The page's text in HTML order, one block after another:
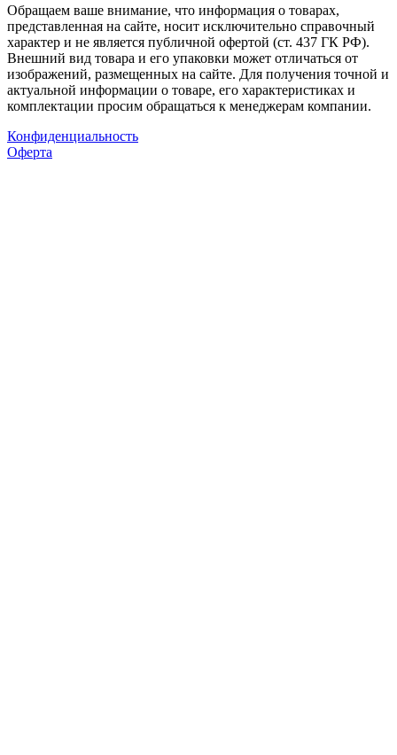
Обращаем ваше внимание, что информация о товарах,
представленная на сайте, носит исключительно справочный
характер и не является публичной офертой (ст. 437 ГК РФ).
Внешний вид товара и его упаковки может отличаться от
изображений, размещенных на сайте. Для получения точной и
актуальной информации о товаре, его характеристиках и
комплектации просим обращаться к менеджерам компании.
Конфиденциальность
Оферта